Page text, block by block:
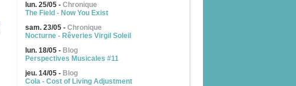
lun. 25/05 - Chronique
The Field - Now You Exist
sam. 23/05 - Chronique
Nocturne - Rêveries Virgil Soleil
lun. 18/05 - Blog
Perspectives Musicales #11
jeu. 14/05 - Blog
Cola - Cost of Living Adjustment